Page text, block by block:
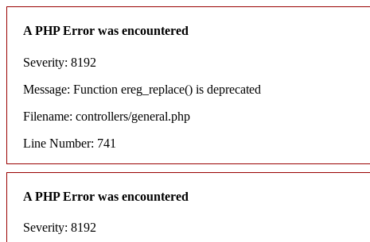
A PHP Error was encountered
Severity: 8192
Message: Function ereg_replace() is deprecated
Filename: controllers/general.php
Line Number: 741
A PHP Error was encountered
Severity: 8192